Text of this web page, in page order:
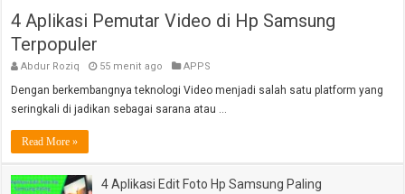
4 Aplikasi Pemutar Video di Hp Samsung
Terpopuler
Abdur Roziq 55 menit ago APPS
Dengan berkembangnya teknologi Video menjadi salah satu platform yang
seringkali di jadikan sebagai sarana atau …
Read More »
4 Aplikasi Edit Foto Hp Samsung Paling